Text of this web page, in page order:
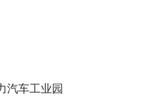
汽车工业园